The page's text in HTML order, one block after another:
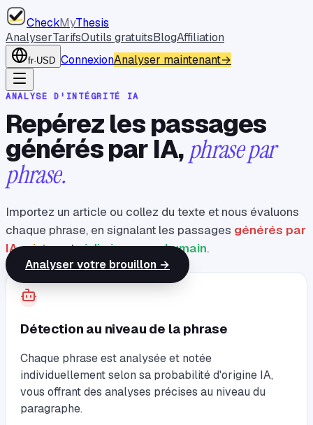
CheckMyThesis
AnalyserTarifsOutils gratuitsBlogAffiliation
fr·USD ConnexionAnalyser maintenant→
ANALYSE D'INTÉGRITÉ IA
Repérez les passages
générés par IA,phrase par
phrase.
Importez un article ou collez du texte et nous évaluons
chaque phrase, en signalant les passages générés par
IA,mixtesetrédigés par un humain.
Analyser votre brouillon →
Détection au niveau de la phrase
Chaque phrase est analysée et notée
individuellement selon sa probabilité d'origine IA,
vous offrant des analyses précises au niveau du
paragraphe.